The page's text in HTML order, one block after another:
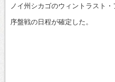
ノイ州シカゴのウィントラスト
序盤戦の日程が確定した。